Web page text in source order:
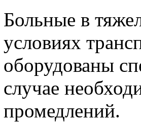
Больные в
условиях
оборудованы
случае
промедлений.